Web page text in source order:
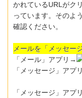
かれているURLがク
っています。そのよ
確認ください。
メールを「メッセー
「メール」アプリ→
「メッセージ」アプ
「メッセージ」アプ